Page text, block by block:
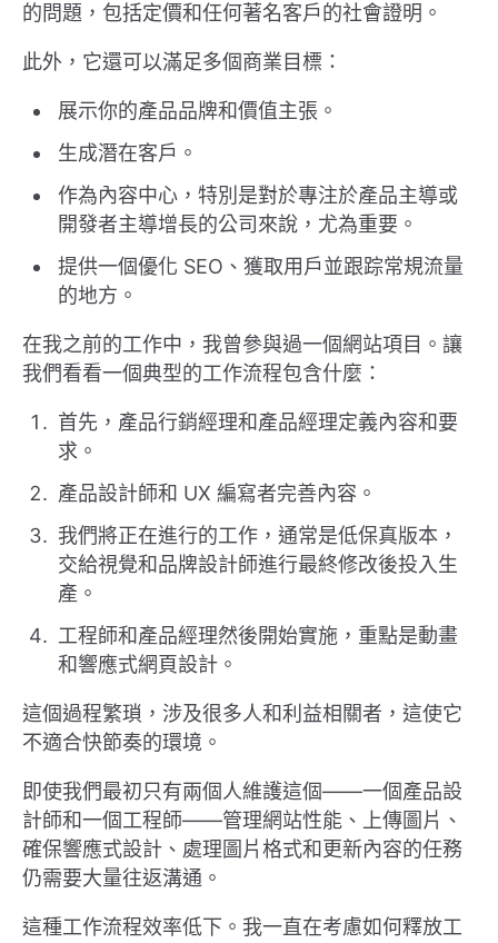
的問題，包括定價和任何著名客戶的社會證明。
此外，它還可以滿足多個商業目標：
展示你的產品品牌和價值主張。
生成潛在客戶。
作為內容中心，特別是對於專注於產品主導或
開發者主導增長的公司來說，尤為重要。
提供一個優化 SEO、獲取用戶並跟踪常規流量
的地方。
在我之前的工作中，我曾參與過一個網站項目。讓
我們看看一個典型的工作流程包含什麼：
首先，產品行銷經理和產品經理定義內容和要
求。
產品設計師和 UX 編寫者完善內容。
我們將正在進行的工作，通常是低保真版本，
交給視覺和品牌設計師進行最終修改後投入生
產。
工程師和產品經理然後開始實施，重點是動畫
和響應式網頁設計。
這個過程繁瑣，涉及很多人和利益相關者，這使它
不適合快節奏的環境。
即使我們最初只有兩個人維護這個——一個產品設
計師和一個工程師——管理網站性能、上傳圖片、
確保響應式設計、處理圖片格式和更新內容的任務
仍需要大量往返溝通。
這種工作流程效率低下。我一直在考慮如何釋放工